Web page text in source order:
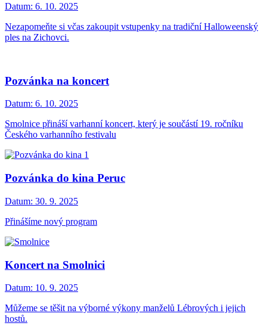
Datum: 6. 10. 2025
Nezapomeňte si včas zakoupit vstupenky na tradiční Halloweenský
ples na Zichovci.
Pozvánka na koncert
Datum: 6. 10. 2025
Smolnice přináší varhanní koncert, který je součástí 19. ročníku
Českého varhanního festivalu
Pozvánka do kina Peruc
Datum: 30. 9. 2025
Přinášíme nový program
Koncert na Smolnici
Datum: 10. 9. 2025
Můžeme se těšit na výborné výkony manželů Lébrových i jejich
hostů.